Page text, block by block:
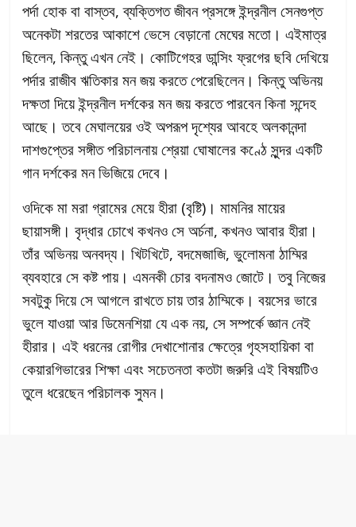
পর্দা হোক বা বাস্তব, ব্যক্তিগত জীবন প্রসঙ্গে ইন্দ্রনীল সেনগুপ্ত
অনেকটা শরতের আকাশে ভেসে বেড়ানো মেঘের মতো। এইমাত্র
ছিলেন, কিন্তু এখন নেই। কোটিগেহর ডান্সিং ফ্রগের ছবি দেখিয়ে
পর্দার রাজীব ঋতিকার মন জয় করতে পেরেছিলেন। কিন্তু অভিনয়
দক্ষতা দিয়ে ইন্দ্রনীল দর্শকের মন জয় করতে পারবেন কিনা সন্দেহ
আছে। তবে মেঘালয়ের ওই অপরূপ দৃশ্যের আবহে অলকানন্দা
দাশগুপ্তের সঙ্গীত পরিচালনায় শ্রেয়া ঘোষালের কণ্ঠে সুন্দর একটি
গান দর্শকের মন ভিজিয়ে দেবে।
ওদিকে মা মরা গ্রামের মেয়ে হীরা (বৃষ্টি)। মামনির মায়ের
ছায়াসঙ্গী। বৃদ্ধার চোখে কখনও সে অর্চনা, কখনও আবার হীরা।
তাঁর অভিনয় অনবদ্য। খিটখিটে, বদমেজাজি, ভুলোমনা ঠাম্মির
ব্যবহারে সে কষ্ট পায়। এমনকী চোর বদনামও জোটে। তবু নিজের
সবটুকু দিয়ে সে আগলে রাখতে চায় তার ঠাম্মিকে। বয়সের ভারে
ভুলে যাওয়া আর ডিমেনশিয়া যে এক নয়, সে সম্পর্কে জ্ঞান নেই
হীরার। এই ধরনের রোগীর দেখাশোনার ক্ষেত্রে গৃহসহায়িকা বা
কেয়ারগিভারের শিক্ষা এবং সচেতনতা কতটা জরুরি এই বিষয়টিও
তুলে ধরেছেন পরিচালক সুমন।